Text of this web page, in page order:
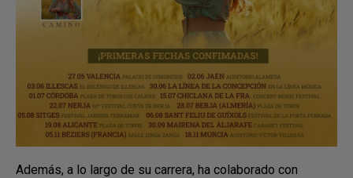
Además, a lo largo de su carrera, ha colaborado con